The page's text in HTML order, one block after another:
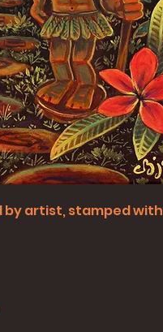
by artist, stamped with